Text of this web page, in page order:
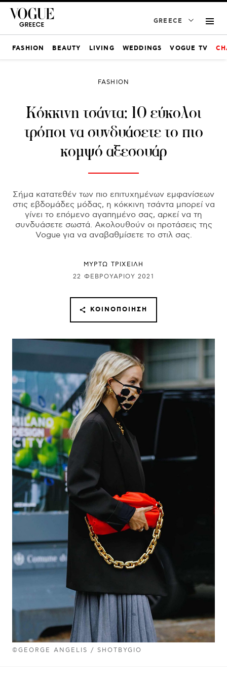
GREECE
FASHION BEAUTY LIVING WEDDINGS VOGUE TV
©GEORGE ANGELIS / SHOTBYGIO
FASHION
Κόκκινη τσάντα: 10 εύκολοι
τρόποι να συνδυάσετε το πιο
κομψό αξεσουάρ
Σήμα κατατεθέν των πιο επιτυχημένων εμφανίσεων
στις εβδομάδες μόδας, η κόκκινη τσάντα μπορεί να
γίνει το επόμενο αγαπημένο σας, αρκεί να τη
συνδυάσετε σωστά. Ακολουθούν οι προτάσεις της
Vogue για να αναβαθμίσετε το στιλ σας.
ΜΥΡΤΩ ΤΡΙΧΕΙΛΗ
22 ΦΕΒΡΟΥΑΡΊΟΥ 2021
ΚΟΙΝΟΠΟΊΗΣΗ